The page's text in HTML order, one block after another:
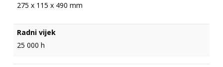
275 x 115 x 490 mm
Radni vijek
25 000 h